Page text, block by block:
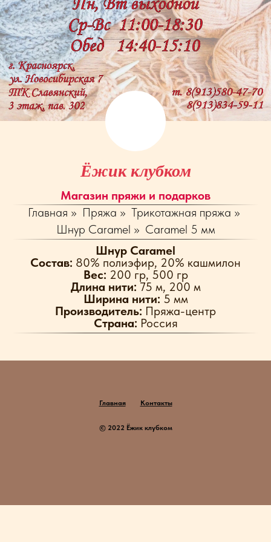
Ёжик клубком
Магазин пряжи и подарков
Главная » Пряжа » Трикотажная пряжа »
Шнур Caramel » Caramel 5 мм
Шнур Caramel
Cостав: 80% полиэфир, 20% кашмилон
Вес: 200 гр, 500 гр
Длина нити: 75 м, 200 м
Ширина нити: 5 мм
Производитель: Пряжа-центр
Страна: Россия
Главная Контакты
© 2022 Ёжик клубком